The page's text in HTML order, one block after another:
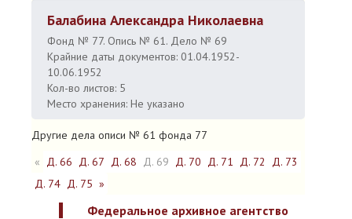
Балабина Александра Николаевна
Фонд № 77. Опись № 61. Дело № 69
Крайние даты документов: 01.04.1952-
10.06.1952
Кол-во листов: 5
Место хранения: Не указано
Другие дела описи № 61 фонда 77
« Д. 66 Д. 67 Д. 68 Д. 69 Д. 70 Д. 71 Д. 72
Д. 73
Д. 74 Д. 75 »
Федеральное архивное агентство